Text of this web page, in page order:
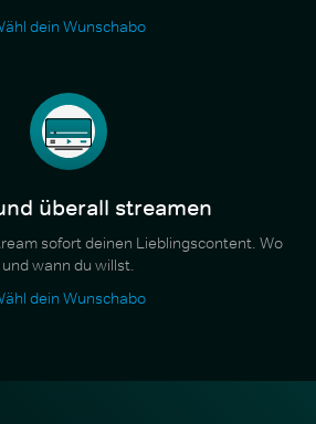
dein Wunschabo
überall streamen
sofort deinen Lieblingscontent. Wo
und wann du willst.
dein Wunschabo